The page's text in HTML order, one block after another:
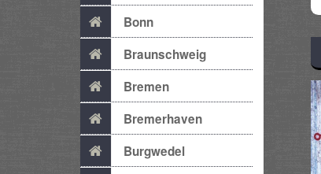
Bonn
Braunschweig
Bremen
Bremerhaven
Burgwedel